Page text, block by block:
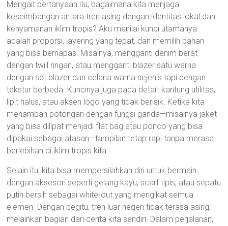
Mengait pertanyaan itu, bagaimana kita menjaga
keseimbangan antara tren asing dengan identitas lokal dan
kenyamanan iklim tropis? Aku menilai kunci utamanya
adalah proporsi, layering yang tepat, dan memilih bahan
yang bisa bernapas. Misalnya, mengganti denim berat
dengan twill ringan, atau mengganti blazer satu warna
dengan set blazer dan celana warna sejenis tapi dengan
tekstur berbeda. Kuncinya juga pada detail: kantung utilitas,
lipit halus, atau aksen logo yang tidak berisik. Ketika kita
menambah potongan dengan fungsi ganda—misalnya jaket
yang bisa dilipat menjadi flat bag atau ponco yang bisa
dipakai sebagai atasan—tampilan tetap rapi tanpa merasa
berlebihan di iklim tropis kita.
Selain itu, kita bisa mempersilahkan diri untuk bermain
dengan aksesori seperti gelang kayu, scarf tipis, atau sepatu
putih bersih sebagai white-out yang mengikat semua
elemen. Dengan begitu, tren luar negeri tidak terasa asing,
melainkan bagian dari cerita kita sendiri. Dalam perjalanan,